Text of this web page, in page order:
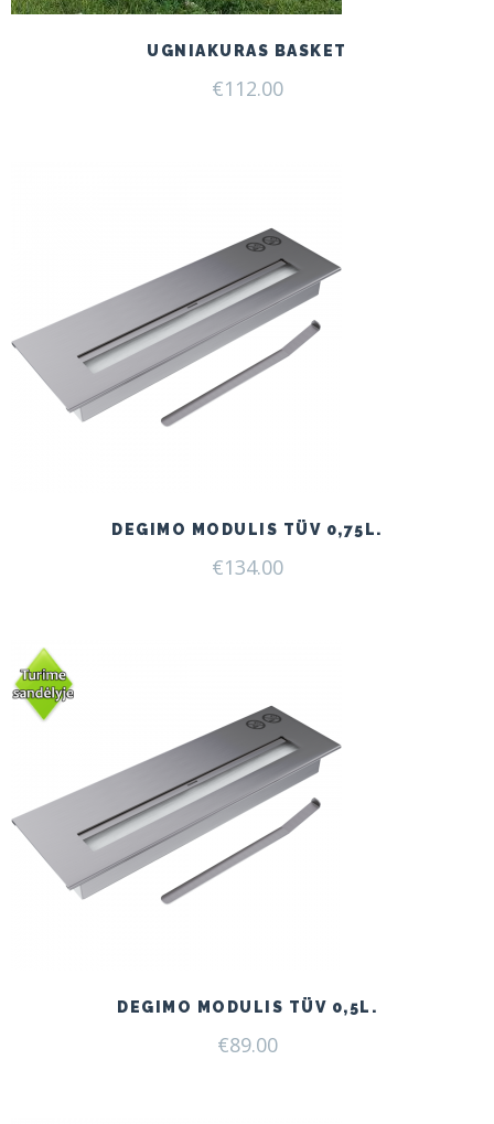
UGNIAKURAS BASKET
€112.00
DEGIMO MODULIS TÜV 0,75L.
€134.00
DEGIMO MODULIS TÜV 0,5L.
€89.00